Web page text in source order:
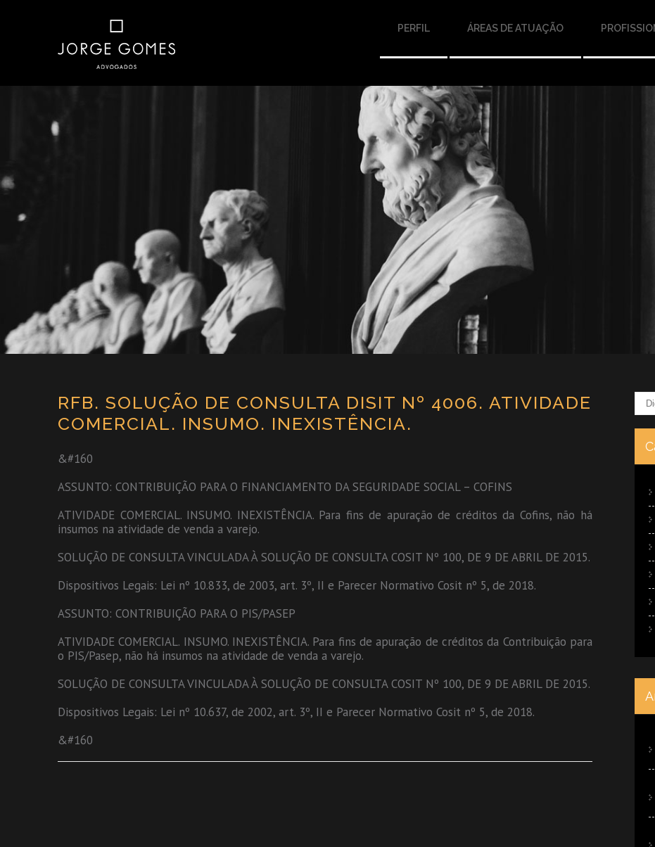
PERFIL ÁREAS DE ATUAÇÃO
RFB. SOLUÇÃO DE CONSULTA DISIT Nº 4006. ATIVIDADE
COMERCIAL. INSUMO. INEXISTÊNCIA.
&#160
ASSUNTO: CONTRIBUIÇÃO PARA O FINANCIAMENTO DA SEGURIDADE SOCIAL – COFINS
ATIVIDADE COMERCIAL. INSUMO. INEXISTÊNCIA. Para fins de apuração de créditos da Cofins, não há
insumos na atividade de venda a varejo.
SOLUÇÃO DE CONSULTA VINCULADA À SOLUÇÃO DE CONSULTA COSIT Nº 100, DE 9 DE ABRIL DE 2015.
Dispositivos Legais: Lei nº 10.833, de 2003, art. 3º, II e Parecer Normativo Cosit nº 5, de 2018.
ASSUNTO: CONTRIBUIÇÃO PARA O PIS/PASEP
ATIVIDADE COMERCIAL. INSUMO. INEXISTÊNCIA. Para fins de apuração de créditos da Contribuição para
o PIS/Pasep, não há insumos na atividade de venda a varejo.
SOLUÇÃO DE CONSULTA VINCULADA À SOLUÇÃO DE CONSULTA COSIT Nº 100, DE 9 DE ABRIL DE 2015.
Dispositivos Legais: Lei nº 10.637, de 2002, art. 3º, II e Parecer Normativo Cosit nº 5, de 2018.
&#160